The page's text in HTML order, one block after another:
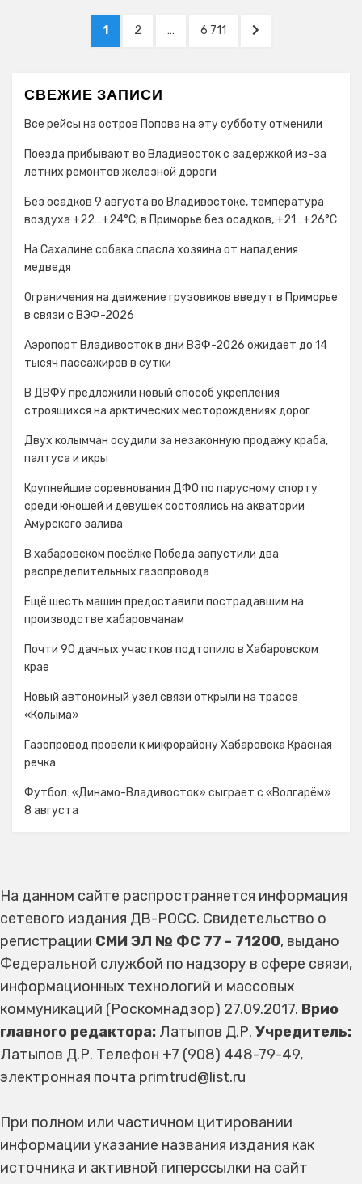
НавигацияPAGE
1 PAGE
2 … PAGE
6 711
NEXT
СВЕЖИЕ ЗАПИСИ
Все рейсы на остров Попова на эту субботу отменили
Поезда прибывают во Владивосток с задержкой из-за
летних ремонтов железной дороги
Без осадков 9 августа во Владивостоке, температура
воздуха +22…+24°C; в Приморье без осадков, +21…+26°C
На Сахалине собака спасла хозяина от нападения
медведя
Ограничения на движение грузовиков введут в Приморье
в связи с ВЭФ-2026
Аэропорт Владивосток в дни ВЭФ-2026 ожидает до 14
тысяч пассажиров в сутки
В ДВФУ предложили новый способ укрепления
строящихся на арктических месторождениях дорог
Двух колымчан осудили за незаконную продажу краба,
палтуса и икры
Крупнейшие соревнования ДФО по парусному спорту
среди юношей и девушек состоялись на акватории
Амурского залива
В хабаровском посёлке Победа запустили два
распределительных газопровода
Ещё шесть машин предоставили пострадавшим на
производстве хабаровчанам
Почти 90 дачных участков подтопило в Хабаровском
крае
Новый автономный узел связи открыли на трассе
«Колыма»
Газопровод провели к микрорайону Хабаровска Красная
речка
Футбол: «Динамо-Владивосток» сыграет с «Волгарём»
8 августа
На данном сайте распространяется информация
сетевого издания ДВ-РОСС. Свидетельство о
регистрации СМИ ЭЛ № ФС 77 - 71200, выдано
Федеральной службой по надзору в сфере связи,
информационных технологий и массовых
коммуникаций (Роскомнадзор) 27.09.2017. Врио
главного редактора: Латыпов Д.Р. Учредитель:
Латыпов Д.Р. Телефон +7 (908) 448-79-49,
электронная почта primtrud@list.ru
При полном или частичном цитировании
информации указание названия издания как
источника и активной гиперссылки на сайт